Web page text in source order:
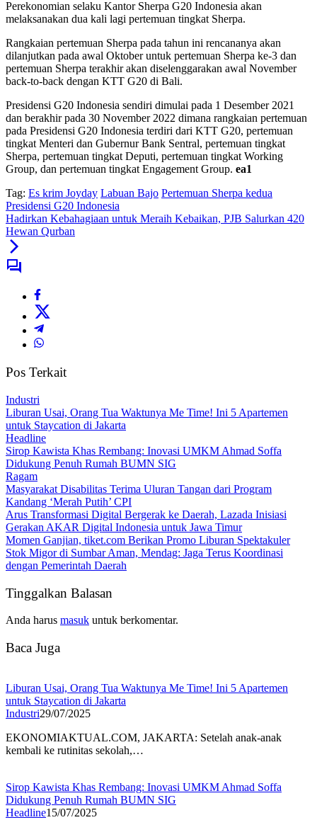
Perekonomian selaku Kantor Sherpa G20 Indonesia akan
melaksanakan dua kali lagi pertemuan tingkat Sherpa.
Rangkaian pertemuan Sherpa pada tahun ini rencananya akan
dilanjutkan pada awal Oktober untuk pertemuan Sherpa ke-3 dan
pertemuan Sherpa terakhir akan diselenggarakan awal November
back-to-back dengan KTT G20 di Bali.
Presidensi G20 Indonesia sendiri dimulai pada 1 Desember 2021
dan berakhir pada 30 November 2022 dimana rangkaian pertemuan
pada Presidensi G20 Indonesia terdiri dari KTT G20, pertemuan
tingkat Menteri dan Gubernur Bank Sentral, pertemuan tingkat
Sherpa, pertemuan tingkat Deputi, pertemuan tingkat Working
Group, dan pertemuan tingkat Engagement Group. ea1
Tag: Es krim Joyday Labuan Bajo Pertemuan Sherpa kedua
Presidensi G20 Indonesia
Hadirkan Kebahagiaan untuk Meraih Kebaikan, PJB Salurkan 420
Hewan Qurban
Pos Terkait
Industri
Liburan Usai, Orang Tua Waktunya Me Time! Ini 5 Apartemen
untuk Staycation di Jakarta
Headline
Sirop Kawista Khas Rembang: Inovasi UMKM Ahmad Soffa
Didukung Penuh Rumah BUMN SIG
Ragam
Masyarakat Disabilitas Terima Uluran Tangan dari Program
Kandang ‘Merah Putih’ CPI
Arus Transformasi Digital Bergerak ke Daerah, Lazada Inisiasi
Gerakan AKAR Digital Indonesia untuk Jawa Timur
Momen Ganjian, tiket.com Berikan Promo Liburan Spektakuler
Stok Migor di Sumbar Aman, Mendag: Jaga Terus Koordinasi
dengan Pemerintah Daerah
Tinggalkan Balasan
Anda harus masuk untuk berkomentar.
Baca Juga
Liburan Usai, Orang Tua Waktunya Me Time! Ini 5 Apartemen
untuk Staycation di Jakarta
Industri29/07/2025
EKONOMIAKTUAL.COM, JAKARTA: Setelah anak-anak
kembali ke rutinitas sekolah,…
Sirop Kawista Khas Rembang: Inovasi UMKM Ahmad Soffa
Didukung Penuh Rumah BUMN SIG
Headline15/07/2025